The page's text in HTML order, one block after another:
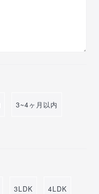
3~4ヶ月以内
3LDK 4LDK